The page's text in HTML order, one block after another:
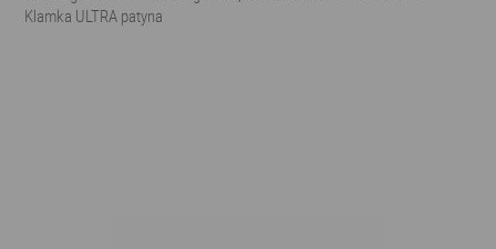
Klamka ULTRA patyna